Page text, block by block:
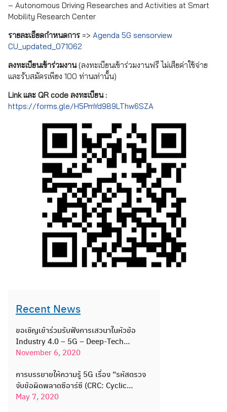
Search
– Autonomous Driving Researches and Activities at Smart
Mobility Research Center
รายละเอียดกำหนดการ => Agenda 5G sensorview
CU_updated_071062
ลงทะเบียนเข้าร่วมงาน(ลงทะเบียนเข้าร่วมงานฟรี ไม่เสียค่าใช้จ่าย
และรับสมัครเพียง 100 ท่านเท่านั้น)
Link และ QR code ลงทะเบียน :
https://forms.gle/H5PmYd989LThw6SZA
Recent News
ขอเชิญเข้าร่วมรับฟังการเสวนาในหัวข้อ
Industry 4.0 – 5G – Deep-Tech
Startup: A great opportunity for new
November 6, 2020
การบรรยายให้ความรู้ 5G เรื่อง “รหัสตรวจ
จับข้อผิดพลาดซีอาร์ซี (CRC: Cyclic
Redundancy Check)”
May 7, 2020